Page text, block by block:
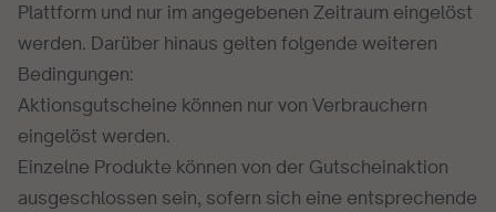
Plattform und nur im angegebenen Zeitraum eingelöst
werden. Darüber hinaus gelten folgende weiteren
Bedingungen:
Aktionsgutscheine können nur von Verbrauchern
eingelöst werden.
Einzelne Produkte können von der Gutscheinaktion
ausgeschlossen sein, sofern sich eine entsprechende